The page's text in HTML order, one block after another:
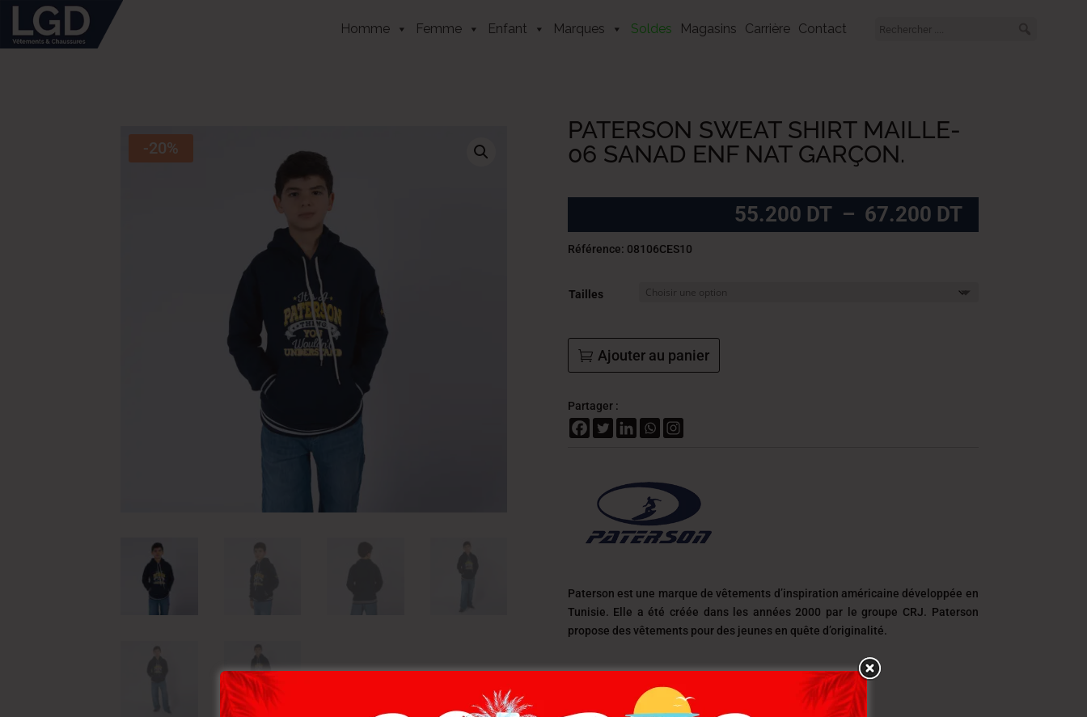
Homme Femme Enfant Marques Soldes Magasins Carrière Contact
-20%
PATERSON SWEAT SHIRT MAILLE-
06 SANAD ENF NAT GARÇON.
55.200 DT – 67.200 DTPlage
de
DT
Référence: 08106CES10
Tailles
Ajouter au panier
Partager :
Paterson est une marque de vêtements d’inspiration américaine développée en
Tunisie. Elle a été créée dans les années 2000 par le groupe CRJ. Paterson
propose des vêtements pour des jeunes en quête d’originalité.